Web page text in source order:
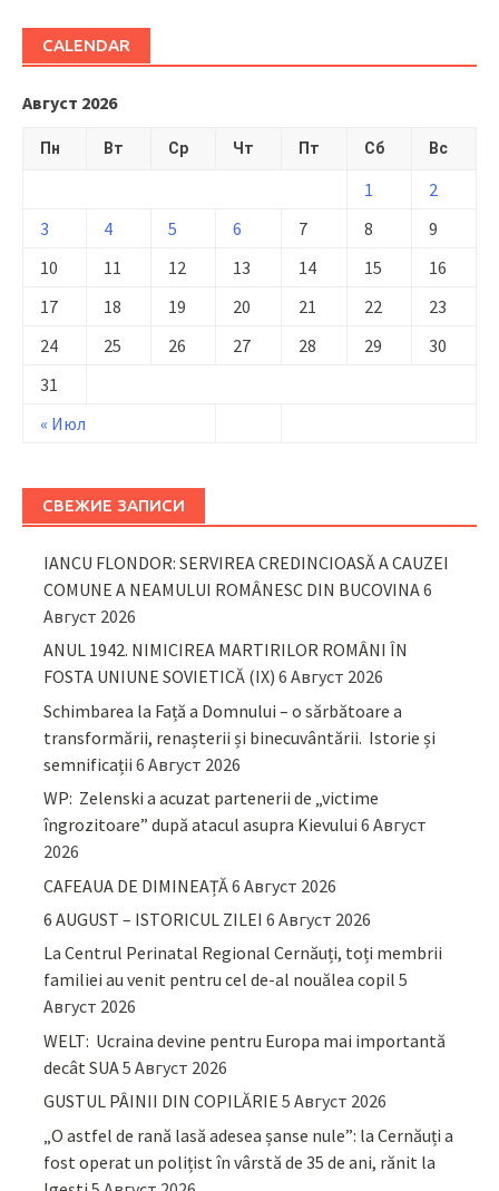
CALENDAR
Август 2026
Пн Вт Ср Чт Пт Сб Вс
« Июл
1
2
3
4 5 6 7 8
9
10
11 12 13 14 15
16
17
18 19 20 21 22
23
24
25 26 27 28 29
30
31
СВЕЖИЕ ЗАПИСИ
IANCU FLONDOR: SERVIREA CREDINCIOASĂ A CAUZEI
COMUNE A NEAMULUI ROMÂNESC DIN BUCOVINA6
Август 2026
ANUL 1942. NIMICIREA MARTIRILOR ROMÂNI ÎN
FOSTA UNIUNE SOVIETICĂ (IX) 6 Август 2026
Schimbarea la Față a Domnului – o sărbătoare a
transformării, renașterii și binecuvântării. Istorie și
semnificații 6 Август 2026
WP: Zelenski a acuzat partenerii de „victime
îngrozitoare” după atacul asupra Kievului 6 Август
2026
CAFEAUA DE DIMINEAȚĂ6 Август 2026
6 AUGUST – ISTORICUL ZILEI 6 Август 2026
La Centrul Perinatal Regional Cernăuți, toți membrii
familiei au venit pentru cel de-al nouălea copil 5
Август 2026
WELT: Ucraina devine pentru Europa mai importantă
decât SUA5 Август 2026
GUSTUL PÂINII DIN COPILĂRIE 5 Август 2026
„O astfel de rană lasă adesea șanse nule”: la Cernăuți a
fost operat un polițist în vârstă de 35 de ani, rănit la